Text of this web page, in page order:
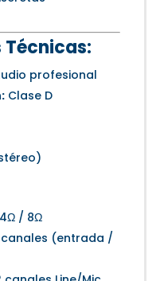
profesional
Clase D
4Ω / 8Ω
canales (entrada /